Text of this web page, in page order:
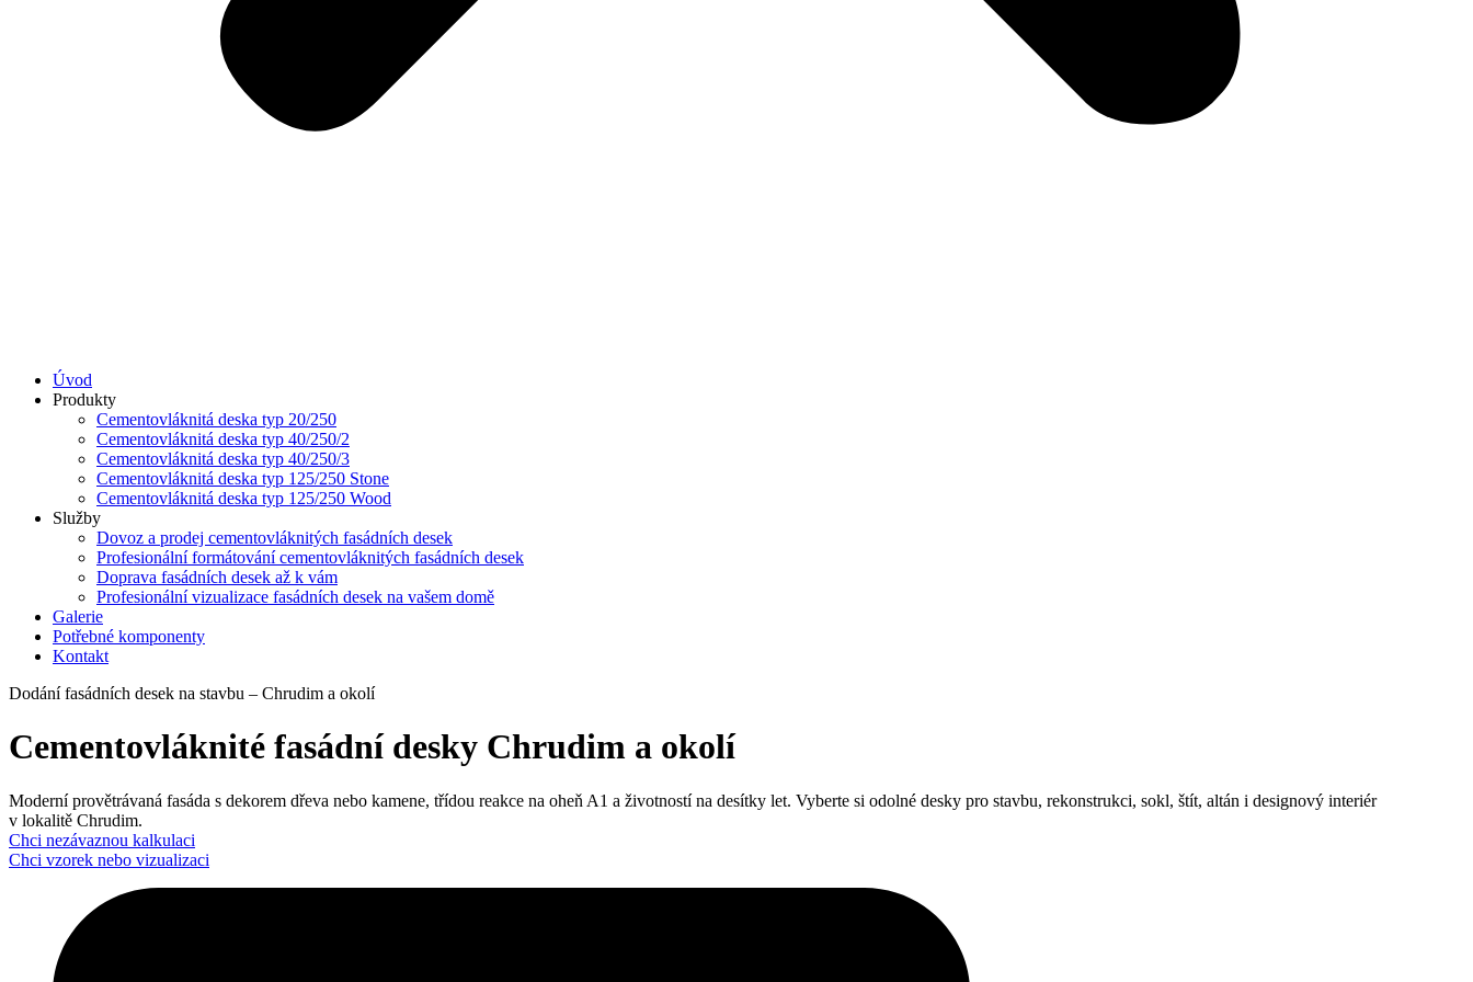
Úvod
Produkty
Cementovláknitá deska typ 20/250
Cementovláknitá deska typ 40/250/2
Cementovláknitá deska typ 40/250/3
Cementovláknitá deska typ 125/250 Stone
Cementovláknitá deska typ 125/250 Wood
Služby
Dovoz a prodej cementovláknitých fasádních desek
Profesionální formátování cementovláknitých fasádních desek
Doprava fasádních desek až k vám
Profesionální vizualizace fasádních desek na vašem domě
Galerie
Potřebné komponenty
Kontakt
Dodání fasádních desek na stavbu – Chrudim a okolí
Cementovláknité fasádní desky Chrudim a okolí
Moderní provětrávaná fasáda s dekorem dřeva nebo kamene, třídou reakce na oheň A1 a životností na desítky let. Vyberte si odolné desky pro stavbu, rekonstrukci, sokl, štít, altán i designový interiér
v lokalitě Chrudim.
Chci nezávaznou kalkulaci
Chci vzorek nebo vizualizaci